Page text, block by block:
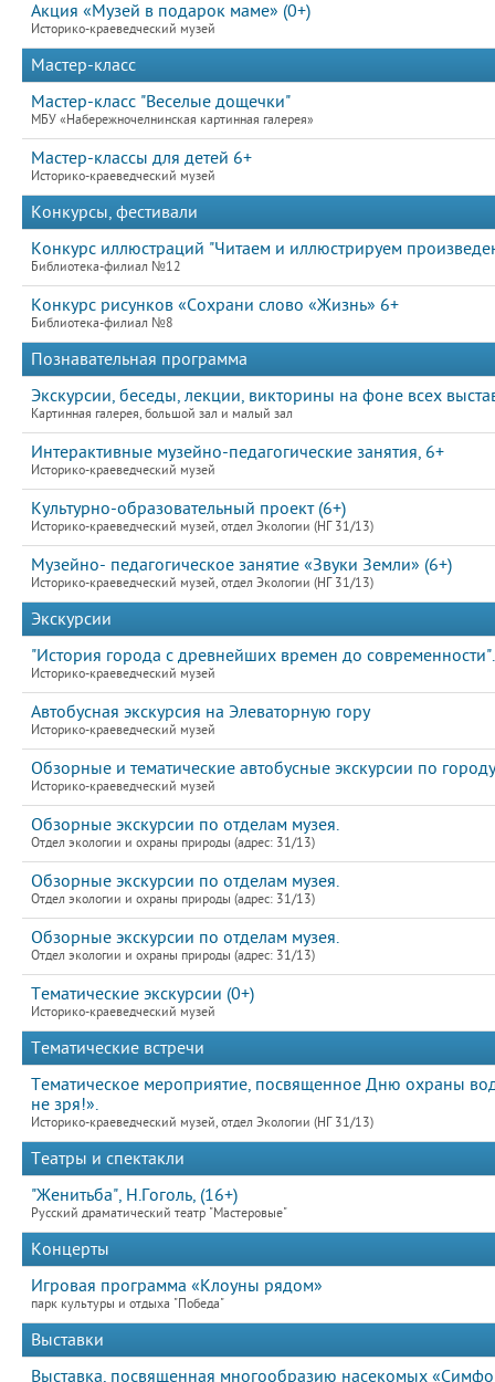
Акция «Музей в подарок маме» (0+)
Историко-краеведческий музей
Мастер-класс
Мастер-класс "Веселые дощечки"
МБУ «Набережночелнинская картинная галерея»
Мастер-классы для детей 6+
Историко-краеведческий музей
Конкурсы, фестивали
Конкурс иллюстраций "Читаем и иллюстрируем
Библиотека-филиал №12
Конкурс рисунков «Сохрани слово «Жизнь» 6+
Библиотека-филиал №8
Познавательная программа
Экскурсии, беседы, лекции, викторины на фоне всех
Картинная галерея, большой зал и малый зал
Интерактивные музейно-педагогические занятия, 6+
Историко-краеведческий музей
Культурно-образовательный проект (6+)
Историко-краеведческий музей, отдел Экологии (НГ 31/13)
Музейно- педагогическое занятие «Звуки Земли» (6+)
Историко-краеведческий музей, отдел Экологии (НГ 31/13)
Экскурсии
"История города с древнейших времен до современности".
Историко-краеведческий музей
Автобусная экскурсия на Элеваторную гору
Историко-краеведческий музей
Обзорные и тематические автобусные экскурсии по городу
Историко-краеведческий музей
Обзорные экскурсии по отделам музея.
Отдел экологии и охраны природы (адрес: 31/13)
Обзорные экскурсии по отделам музея.
Отдел экологии и охраны природы (адрес: 31/13)
Обзорные экскурсии по отделам музея.
Отдел экологии и охраны природы (адрес: 31/13)
Тематические экскурсии (0+)
Историко-краеведческий музей
Тематические встречи
Тематическое мероприятие, посвященное Дню охраны
не зря!».
Историко-краеведческий музей, отдел Экологии (НГ 31/13)
Театры и спектакли
"Женитьба", Н.Гоголь, (16+)
Русский драматический театр "Мастеровые"
Концерты
Игровая программа «Клоуны рядом»
парк культуры и отдыха "Победа"
Выставки
Выставка, посвященная многообразию насекомых